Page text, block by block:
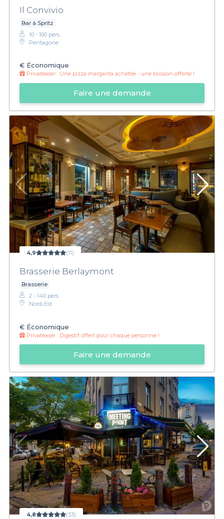
Il Convivio
Bar à Spritz
10 - 100 pers.
Pentagone
€ Économique
Privateaser : Une pizza margarita achetée - une boisson offerte !
Faire une demande
4,9 (11)
Brasserie Berlaymont
Brasserie
2 - 140 pers.
Nord-Est
€ Économique
Privateaser : Digestif offert pour chaque personne !
Faire une demande
4,8 (33)